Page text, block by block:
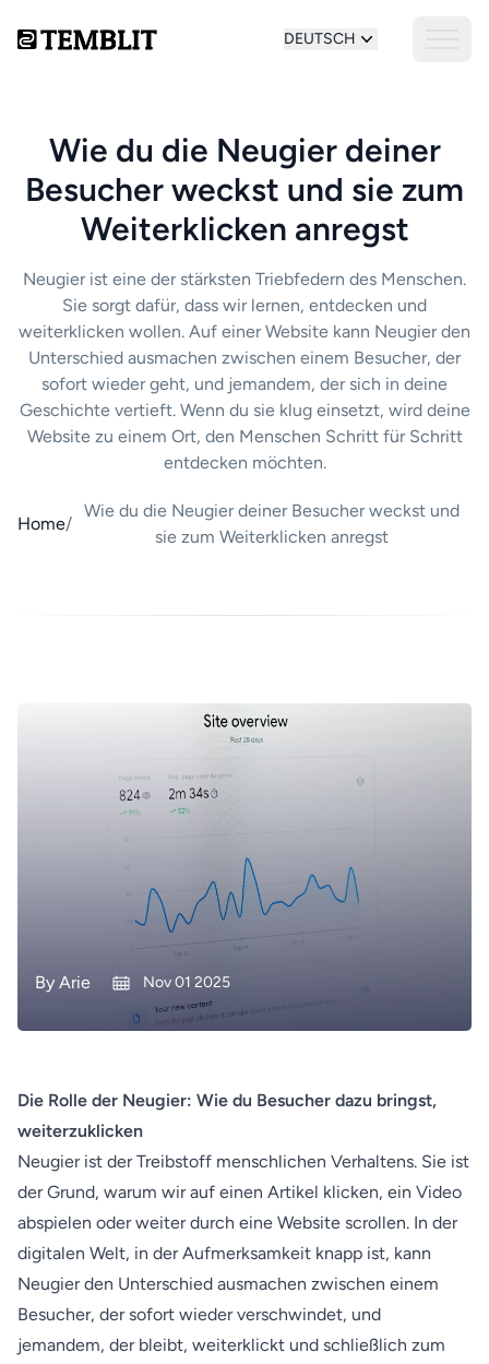
DEUTSCH
Wie du die Neugier deiner
Besucher weckst und sie zum
Weiterklicken anregst
Neugier ist eine der stärksten Triebfedern des Menschen.
Sie sorgt dafür, dass wir lernen, entdecken und
weiterklicken wollen. Auf einer Website kann Neugier den
Unterschied ausmachen zwischen einem Besucher, der
sofort wieder geht, und jemandem, der sich in deine
Geschichte vertieft. Wenn du sie klug einsetzt, wird deine
Website zu einem Ort, den Menschen Schritt für Schritt
entdecken möchten.
Home/
Wie du die Neugier deiner Besucher weckst und
sie zum Weiterklicken anregst
By Arie Nov 01 2025
Die Rolle der Neugier: Wie du Besucher dazu bringst,
weiterzuklicken
Neugier ist der Treibstoff menschlichen Verhaltens. Sie ist
der Grund, warum wir auf einen Artikel klicken, ein Video
abspielen oder weiter durch eine Website scrollen. In der
digitalen Welt, in der Aufmerksamkeit knapp ist, kann
Neugier den Unterschied ausmachen zwischen einem
Besucher, der sofort wieder verschwindet, und
jemandem, der bleibt, weiterklickt und schließlich zum